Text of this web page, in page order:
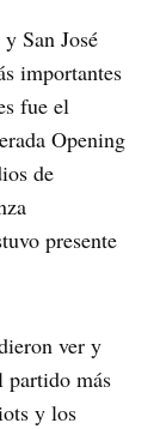
San José
importantes
fue el
Opening
de
presente
ver y
partido más
y los